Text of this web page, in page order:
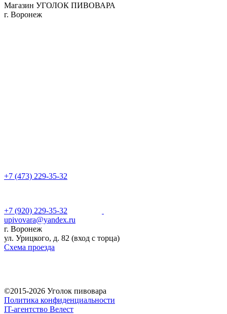
Магазин УГОЛОК ПИВОВАРА
г. Воронеж
+7 (473) 229-35-32
+7 (920) 229-35-32
upivovara@yandex.ru
г. Воронеж
ул. Урицкого, д. 82 (вход с торца)
Схема проезда
©2015-2026 Уголок пивовара
Политика конфиденциальности
IT-агентство Велест